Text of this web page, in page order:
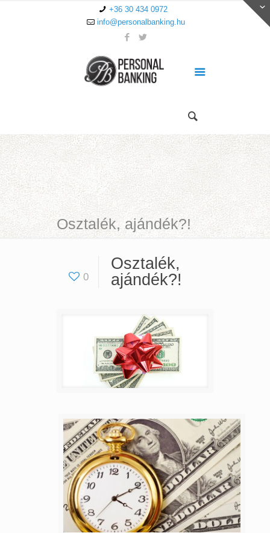
+36 30 434 0972
info@personalbanking.hu
Osztalék, ajándék?!
0
Osztalék,
ajándék?!